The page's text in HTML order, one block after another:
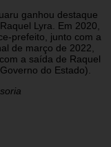
ganhou destaque
Lyra. Em 2020,
prefeito, junto com a
de março de 2022,
a saída de Raquel
do Estado).